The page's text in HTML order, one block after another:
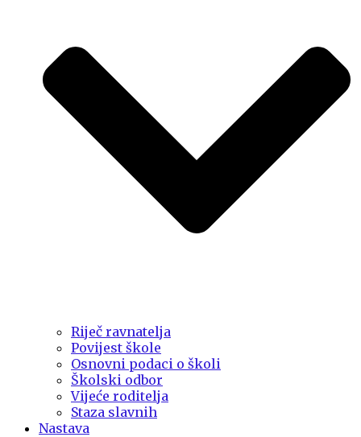
Riječ ravnatelja
Povijest škole
Osnovni podaci o školi
Školski odbor
Vijeće roditelja
Staza slavnih
Nastava